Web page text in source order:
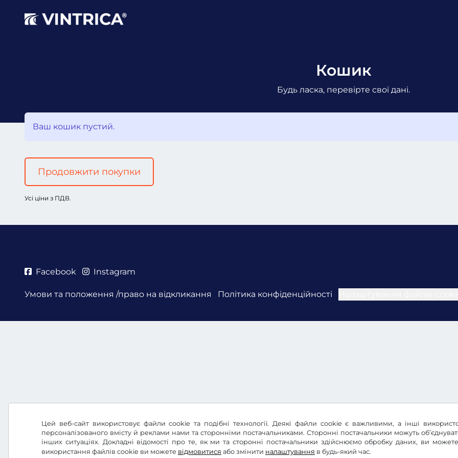
Цей веб-сайт використовує файли cookie та подібні технології. Деякі файли cookie є важливими, а інші
персоналізованого вмісту й реклами нами та сторонніми постачальниками. Сторонні постачальники можуть
інших ситуаціях. Докладні відомості про те, як ми та сторонні постачальники здійснюємо обробку даних, ви
використання файлів cookie ви можете відмовитися або змінити налаштування в будь-який час.
Кошик
Будь ласка, перевірте свої дані.
Ваш кошик пустий.
Продовжити покупки
Усі ціни з ПДВ.
Facebook Instagram
Умови та положення /право на відкликання Політика конфіденційності